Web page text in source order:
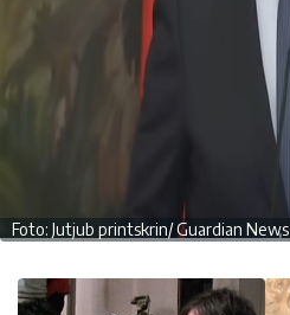
Foto: Jutjub printskrin/ Guardian News